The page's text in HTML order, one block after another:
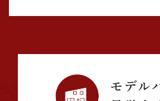
2024年02月 (2)
2024年01月 (1)